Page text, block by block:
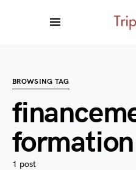
BROWSING TAG
formation
1 post